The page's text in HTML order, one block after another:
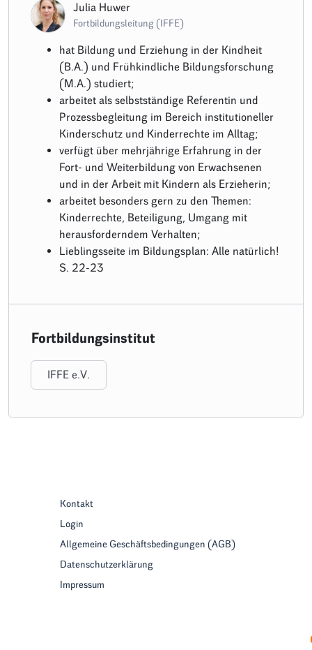
Julia Huwer
Fortbildungsleitung (IFFE)
hat Bildung und Erziehung in der Kindheit
(B.A.) und Frühkindliche Bildungsforschung
(M.A.) studiert;
arbeitet als selbstständige Referentin und
Prozessbegleitung im Bereich institutioneller
Kinderschutz und Kinderrechte im Alltag;
verfügt über mehrjährige Erfahrung in der
Fort- und Weiterbildung von Erwachsenen
und in der Arbeit mit Kindern als Erzieherin;
arbeitet besonders gern zu den Themen:
Kinderrechte, Beteiligung, Umgang mit
herausforderndem Verhalten;
Lieblingsseite im Bildungsplan: Alle natürlich!
S. 22-23
Fortbildungsinstitut
IFFE e.V.
Kontakt
Login
Allgemeine Geschäftsbedingungen (AGB)
Datenschutzerklärung
Impressum